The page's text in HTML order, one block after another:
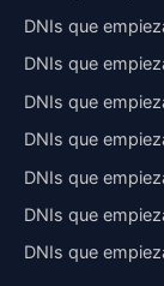
DNIs que
DNIs que
DNIs que
DNIs que
DNIs que
DNIs que
DNIs que